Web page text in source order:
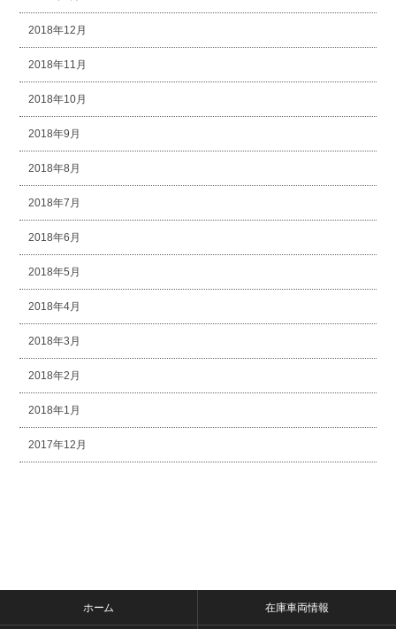
2018年12月
2018年11月
2018年10月
2018年9月
2018年8月
2018年7月
2018年6月
2018年5月
2018年4月
2018年3月
2018年2月
2018年1月
2017年12月
ホーム 在庫車両情報